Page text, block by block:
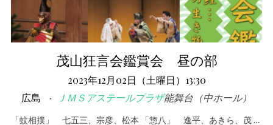
茂山狂言会鑑賞会 昼の部
2023年12月02日（土曜日）13:30
広島
ＪＭＳアステールプラザ能舞台（中ホール）
「蚊相撲」 七五三、宗彦、松本 「惣八」 逸平、あきら、茂 …